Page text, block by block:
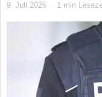
9. Juli 2026 1 min